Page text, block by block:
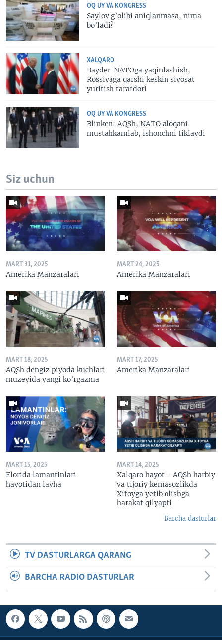
OQ UY VA KONGRESS
Saylov g’olibi aniqlanmasa, nima
bo’ladi?
XALQARO
Bayden NATOga yaqinlashish,
Rossiyaga qarshi keskin siyosat
yuritish tarafdori
OQ UY VA KONGRESS
Blinken: AQSh, NATO aloqani
mustahkamlab, ishonchni tiklaydi
Siz uchun
MART 31, 2025
Amerika Manzaralari
MART 24, 2025
Amerika Manzaralari
MART 18, 2025
AQSh dengiz piyoda kuchlari
muzeyida yangi ko’rgazma
MART 17, 2025
Amerika Manzaralari
MART 15, 2025
Florida lamantinlari
hayotidan lavha
MART 14, 2025
Xalqaro hayot - AQSh harbiy
va tijoriy kemasozlikda
Xitoyga yetib olishga
harakat qilyapti
Barcha dasturlar
TV DASTURLARGA QARANG
BARCHA RADIO DASTURLAR